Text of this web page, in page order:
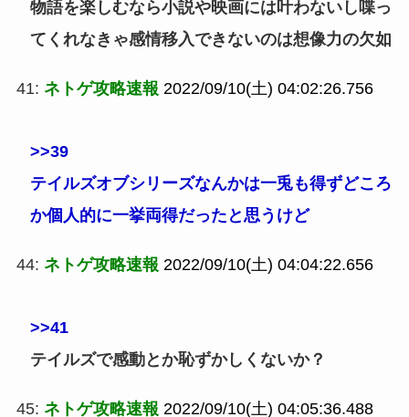
物語を楽しむなら小説や映画には叶わないし喋っ
てくれなきゃ感情移入できないのは想像力の欠如
41: ネトゲ攻略速報 2022/09/10(土) 04:02:26.756
>>39
テイルズオブシリーズなんかは一兎も得ずどころ
か個人的に一挙両得だったと思うけど
44: ネトゲ攻略速報 2022/09/10(土) 04:04:22.656
>>41
テイルズで感動とか恥ずかしくないか？
45: ネトゲ攻略速報 2022/09/10(土) 04:05:36.488